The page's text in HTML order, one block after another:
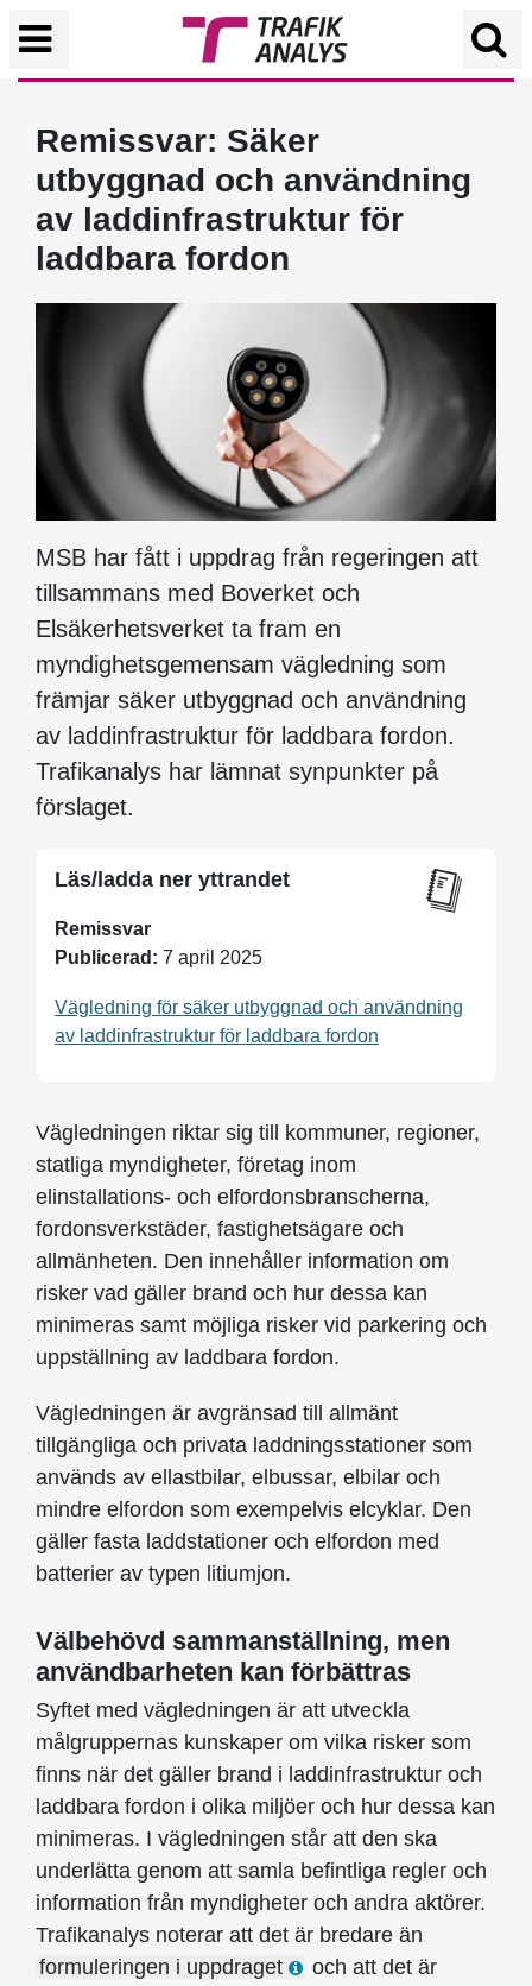
Remissvar: Säker
utbyggnad och användning
av laddinfrastruktur för
laddbara fordon
MSB har fått i uppdrag från regeringen att
tillsammans med Boverket och
Elsäkerhetsverket ta fram en
myndighetsgemensam vägledning som
främjar säker utbyggnad och användning
av laddinfrastruktur för laddbara fordon.
Trafikanalys har lämnat synpunkter på
förslaget.
Läs/ladda ner yttrandet
Remissvar
Publicerad: 7 april 2025
Vägledning för säker utbyggnad och användning
av laddinfrastruktur för laddbara fordon
Vägledningen riktar sig till kommuner, regioner,
statliga myndigheter, företag inom
elinstallations- och elfordonsbranscherna,
fordonsverkstäder, fastighetsägare och
allmänheten. Den innehåller information om
risker vad gäller brand och hur dessa kan
minimeras samt möjliga risker vid parkering och
uppställning av laddbara fordon.
Vägledningen är avgränsad till allmänt
tillgängliga och privata laddningsstationer som
används av ellastbilar, elbussar, elbilar och
mindre elfordon som exempelvis elcyklar. Den
gäller fasta laddstationer och elfordon med
batterier av typen litiumjon.
Välbehövd sammanställning, men
användbarheten kan förbättras
Syftet med vägledningen är att utveckla
målgruppernas kunskaper om vilka risker som
finns när det gäller brand i laddinfrastruktur och
laddbara fordon i olika miljöer och hur dessa kan
minimeras. I vägledningen står att den ska
underlätta genom att samla befintliga regler och
information från myndigheter och andra aktörer.
Trafikanalys noterar att det är bredare än
formuleringen i uppdraget
och att det är